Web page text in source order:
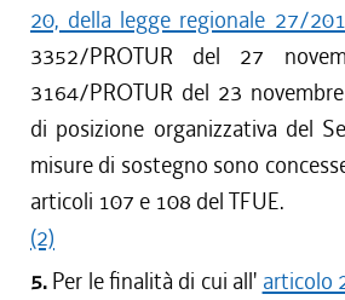
20, della legge regionale 27/
3352/PROTUR del 27
3164/PROTUR del 23
di posizione organizzativa del
misure di sostegno sono
articoli 107 e 108 del TFUE.
(2)
5. Per le finalità di cui all' articolo